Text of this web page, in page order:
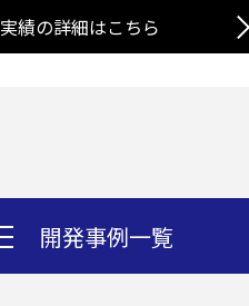
実績の詳細はこちら
開発事例⼀覧